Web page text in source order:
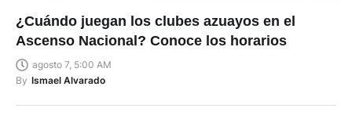
¿Cuándo juegan los clubes azuayos en el
Ascenso Nacional? Conoce los horarios
agosto 7, 5:00 AM
By Ismael Alvarado